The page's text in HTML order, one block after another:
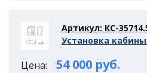
Артикул: КС-
Установка кабины
Цена: 54 000 руб.